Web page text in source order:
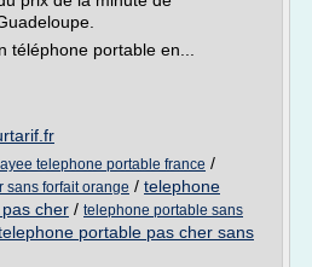
téléphone portable en...
telephone portable france /
sans forfait orange / telephone
cher / telephone portable sans
portable pas cher sans